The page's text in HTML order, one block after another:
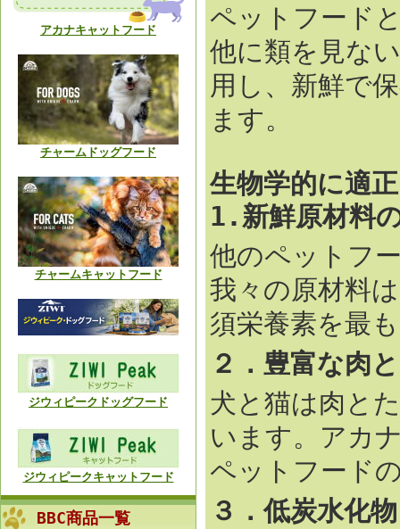
アカナキャットフード
チャームドッグフード
チャームキャットフード
ジウィピークドッグフード
ジウィピークキャットフード
BBC商品一覧
ペットフード
他に類を見な
用し、新鮮で
ます。
生物学的に適
1.新鮮原材料
他のペットフ
我々の原材料
須栄養素を最
２．豊富な肉
犬と猫は肉と
います。アカ
ペットフード
３．低炭水化物